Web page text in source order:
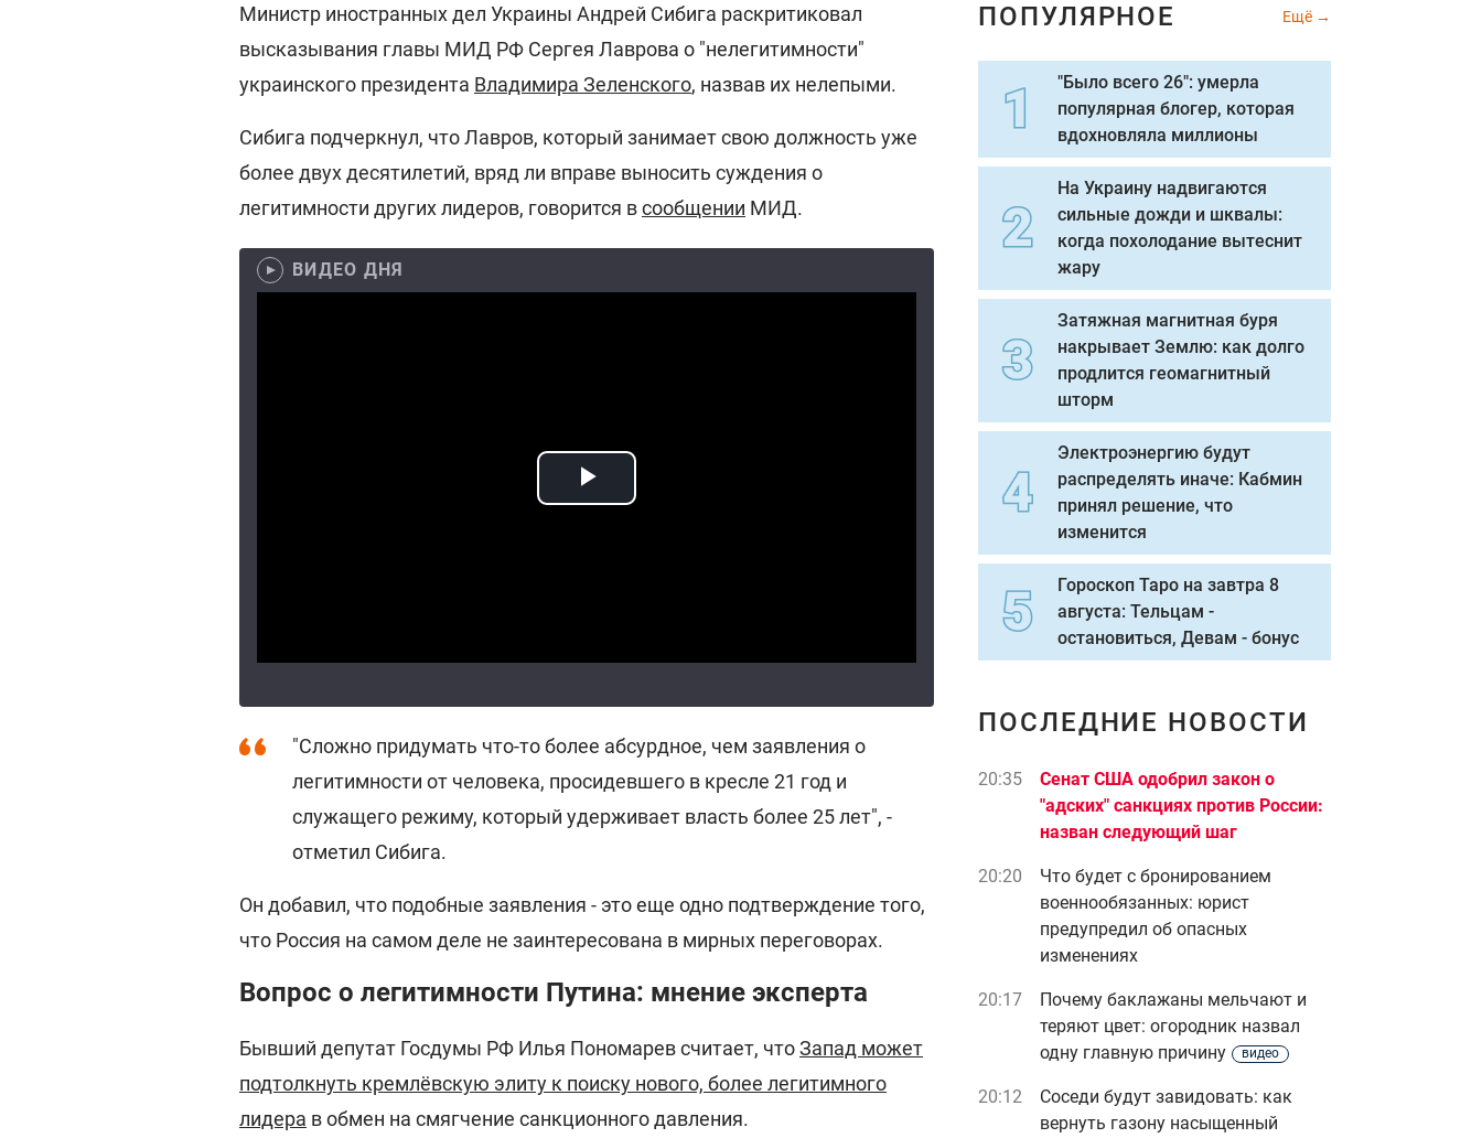
Министр иностранных дел Украины Андрей Сибига раскритиковал
высказывания главы МИД РФ Сергея Лаврова о "нелегитимности"
украинского президента Владимира Зеленского, назвав их нелепыми.
Сибига подчеркнул, что Лавров, который занимает свою должность уже
более двух десятилетий, вряд ли вправе выносить суждения о
легитимности других лидеров, говорится всообщении МИД.
ВИДЕО ДНЯ
"Сложно придумать что-то более абсурдное, чем заявления о
легитимности от человека, просидевшего в кресле 21 год и
служащего режиму, который удерживает власть более 25 лет", -
отметил Сибига.
Он добавил, что подобные заявления - это еще одно подтверждение того,
что Россия на самом деле не заинтересована в мирных переговорах.
Вопрос о легитимности Путина: мнение эксперта
Бывший депутат Госдумы РФ Илья Пономарев считает, чтоЗапад может
подтолкнуть кремлёвскую элиту к поиску нового, более легитимного
лидера в обмен на смягчение санкционного давления.
ПОПУЛЯРНОЕ Ещё
"Было всего 26": умерла
популярная блогер, которая
вдохновляла миллионы
На Украину надвигаются
сильные дожди и шквалы:
когда похолодание вытеснит
жару
Затяжная магнитная буря
накрывает Землю: как долго
продлится геомагнитный
шторм
Электроэнергию будут
распределять иначе: Кабмин
принял решение, что
изменится
Гороскоп Таро на завтра 8
августа: Тельцам -
остановиться, Девам - бонус
ПОСЛЕДНИЕ НОВОСТИ
20:35
Сенат США одобрил закон о
"адских" санкциях против России:
назван следующий шаг
20:20
Что будет с бронированием
военнообязанных: юрист
предупредил об опасных
изменениях
20:17
Почему баклажаны мельчают и
теряют цвет: огородник назвал
одну главную причину
видео
20:12
Соседи будут завидовать: как
вернуть газону насыщенный